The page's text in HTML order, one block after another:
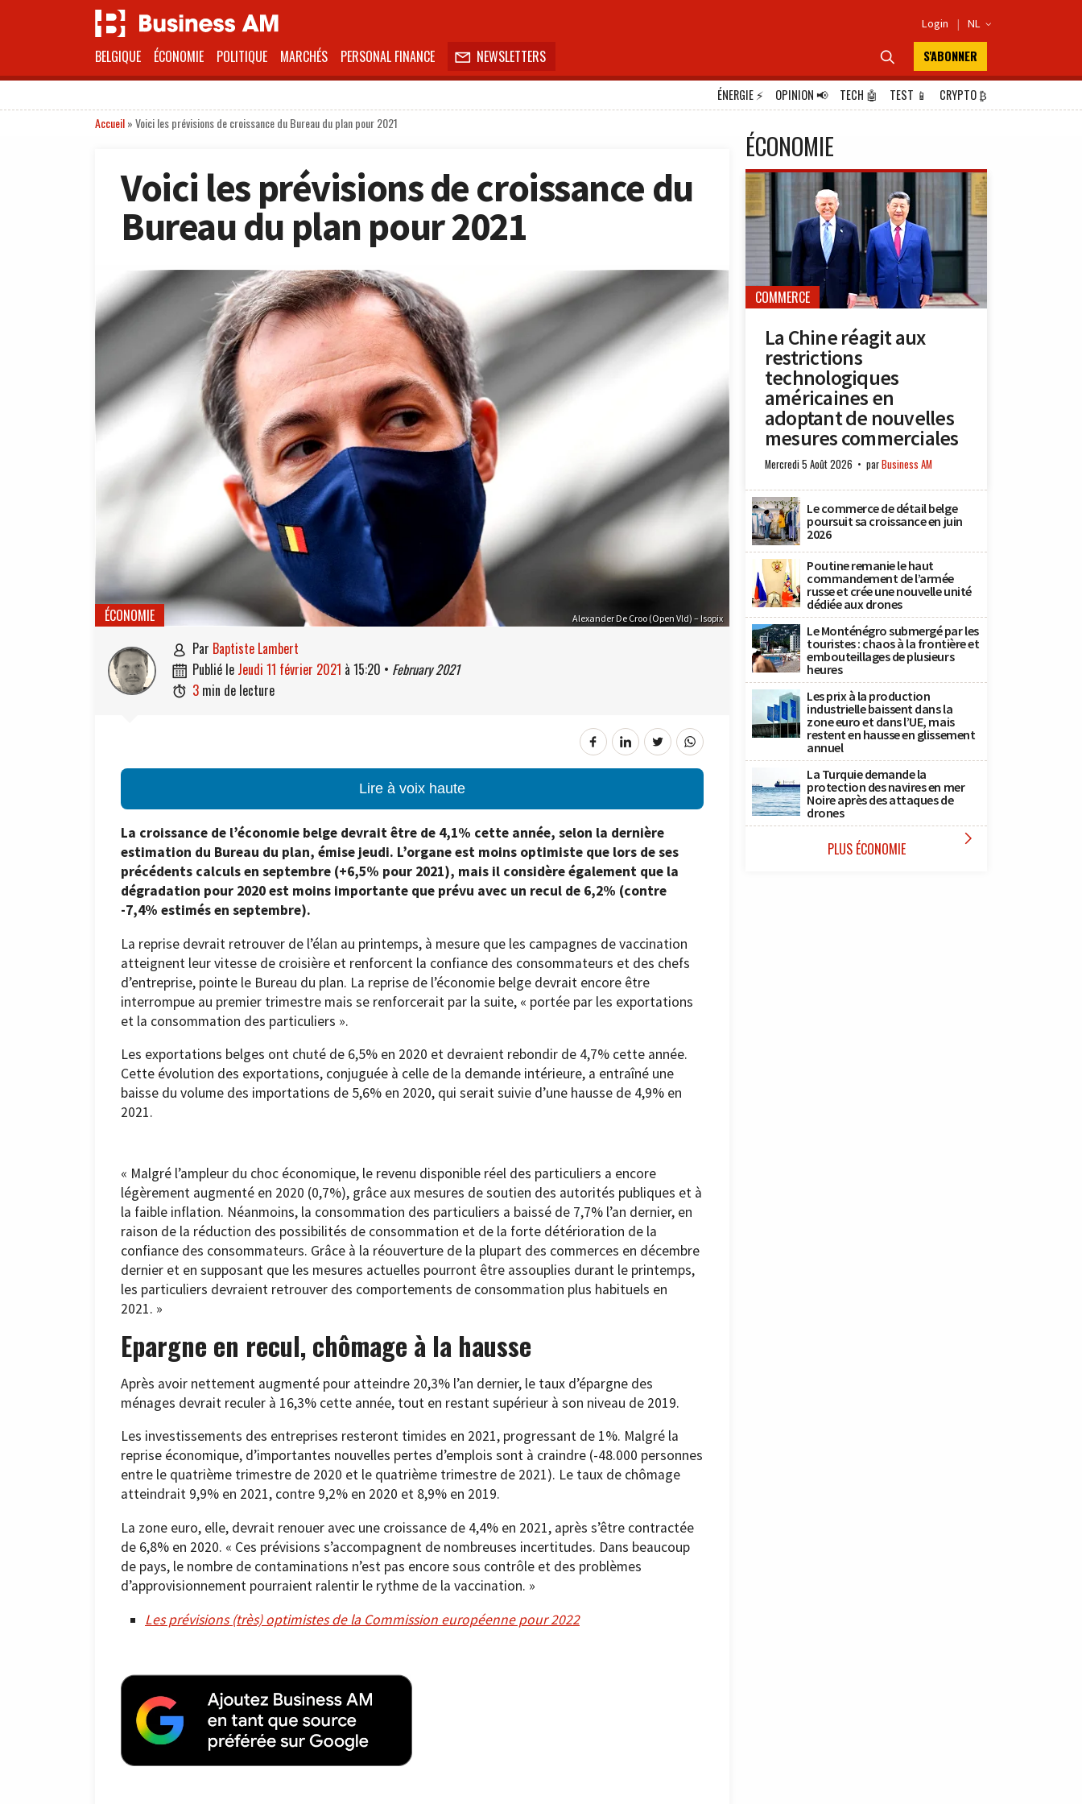
Login | NL 
BELGIQUE ÉCONOMIE POLITIQUE MARCHÉS PERSONAL FINANCE  NEWSLETTERS  S'ABONNER
ÉNERGIE⚡ OPINION📢 TECH 🤖 TEST 📱 CRYPTO₿
Accueil»Voici les prévisions de croissance du Bureau du plan pour 2021
Voici les prévisions de croissance du
Bureau du plan pour 2021
Alexander De Croo (Open Vld) – Isopix
ÉCONOMIE
 par Baptiste Lambert
 publié le jeudi 11 février 2021 à 15:20 • February 2021
 3 min de lecture
Lire à voix haute
La croissance de l’économie belge devrait être de 4,1% cette année, selon la dernière
estimation du Bureau du plan, émise jeudi. L’organe est moins optimiste que lors de ses
précédents calculs en septembre (+6,5% pour 2021), mais il considère également que la
dégradation pour 2020 est moins importante que prévu avec un recul de 6,2% (contre
-7,4% estimés en septembre).
La reprise devrait retrouver de l’élan au printemps, à mesure que les campagnes de vaccination
atteignent leur vitesse de croisière et renforcent la confiance des consommateurs et des chefs
d’entreprise, pointe le Bureau du plan. La reprise de l’économie belge devrait encore être
interrompue au premier trimestre mais se renforcerait par la suite, « portée par les exportations
et la consommation des particuliers ».
Les exportations belges ont chuté de 6,5% en 2020 et devraient rebondir de 4,7% cette année.
Cette évolution des exportations, conjuguée à celle de la demande intérieure, a entraîné une
baisse du volume des importations de 5,6% en 2020, qui serait suivie d’une hausse de 4,9% en
2021.
« Malgré l’ampleur du choc économique, le revenu disponible réel des particuliers a encore
légèrement augmenté en 2020 (0,7%), grâce aux mesures de soutien des autorités publiques et à
la faible inflation. Néanmoins, la consommation des particuliers a baissé de 7,7% l’an dernier, en
raison de la réduction des possibilités de consommation et de la forte détérioration de la
confiance des consommateurs. Grâce à la réouverture de la plupart des commerces en décembre
dernier et en supposant que les mesures actuelles pourront être assouplies durant le printemps,
les particuliers devraient retrouver des comportements de consommation plus habituels en
2021. »
Epargne en recul, chômage à la hausse
Après avoir nettement augmenté pour atteindre 20,3% l’an dernier, le taux d’épargne des
ménages devrait reculer à 16,3% cette année, tout en restant supérieur à son niveau de 2019.
Les investissements des entreprises resteront timides en 2021, progressant de 1%. Malgré la
reprise économique, d’importantes nouvelles pertes d’emplois sont à craindre (-48.000 personnes
entre le quatrième trimestre de 2020 et le quatrième trimestre de 2021). Le taux de chômage
atteindrait 9,9% en 2021, contre 9,2% en 2020 et 8,9% en 2019.
La zone euro, elle, devrait renouer avec une croissance de 4,4% en 2021, après s’être contractée
de 6,8% en 2020. « Ces prévisions s’accompagnent de nombreuses incertitudes. Dans beaucoup
de pays, le nombre de contaminations n’est pas encore sous contrôle et des problèmes
d’approvisionnement pourraient ralentir le rythme de la vaccination. »
Les prévisions (très) optimistes de la Commission européenne pour 2022
ÉCONOMIE
COMMERCE
La Chine réagit aux
restrictions
technologiques
américaines en
adoptant de nouvelles
mesures commerciales
Mercredi 5 Août 2026 parBusiness AM
Le commerce de détail belge
poursuit sa croissance en juin
2026
Poutine remanie le haut
commandement de l’armée
russe et crée une nouvelle unité
dédiée aux drones
Le Monténégro submergé par les
touristes : chaos à la frontière et
embouteillages de plusieurs
heures
Les prix à la production
industrielle baissent dans la
zone euro et dans l’UE, mais
restent en hausse en glissement
annuel
La Turquie demande la
protection des navires en mer
Noire après des attaques de
drones
PLUS ÉCONOMIE 